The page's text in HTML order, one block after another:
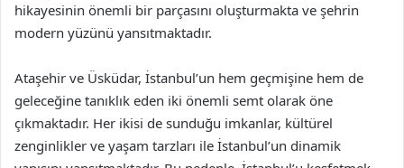
hikayesinin önemli bir parçasını oluşturmakta ve şehrin
modern yüzünü yansıtmaktadır.
Ataşehir ve Üsküdar, İstanbul’un hem geçmişine hem de
geleceğine tanıklık eden iki önemli semt olarak öne
çıkmaktadır. Her ikisi de sunduğu imkanlar, kültürel
zenginlikler ve yaşam tarzları ile İstanbul’un dinamik